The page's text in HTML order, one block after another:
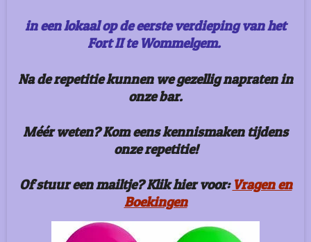
in een lokaal op de eerste verdieping van het
Fort II te Wommelgem.
Na de repetitie kunnen we gezellig napraten in
onze bar.
Méér weten? Kom eens kennismaken tijdens
onze repetitie!
Of stuur een mailtje? Klik hier voor: Vragen en
Boekingen